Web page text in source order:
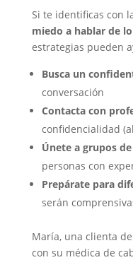
Si te identificas con
miedo a hablar de
estrategias pueden
Busca un
conversación
Contacta con
confidencialidad
Únete a grupos
personas con
Prepárate para
serán
María, una clienta
con su médica de